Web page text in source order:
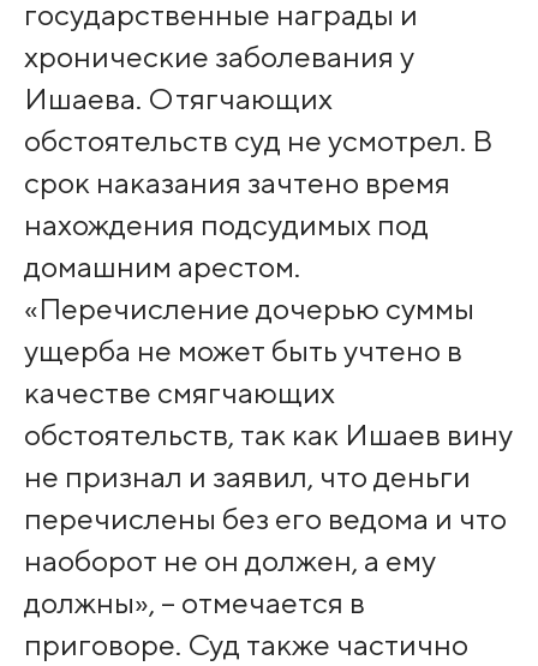
государственные награды и
хронические заболевания у
Ишаева. Отягчающих
обстоятельств суд не усмотрел. В
срок наказания зачтено время
нахождения подсудимых под
домашним арестом.
«Перечисление дочерью суммы
ущерба не может быть учтено в
качестве смягчающих
обстоятельств, так как Ишаев вину
не признал и заявил, что деньги
перечислены без его ведома и что
наоборот не он должен, а ему
должны», – отмечается в
приговоре. Суд также частично